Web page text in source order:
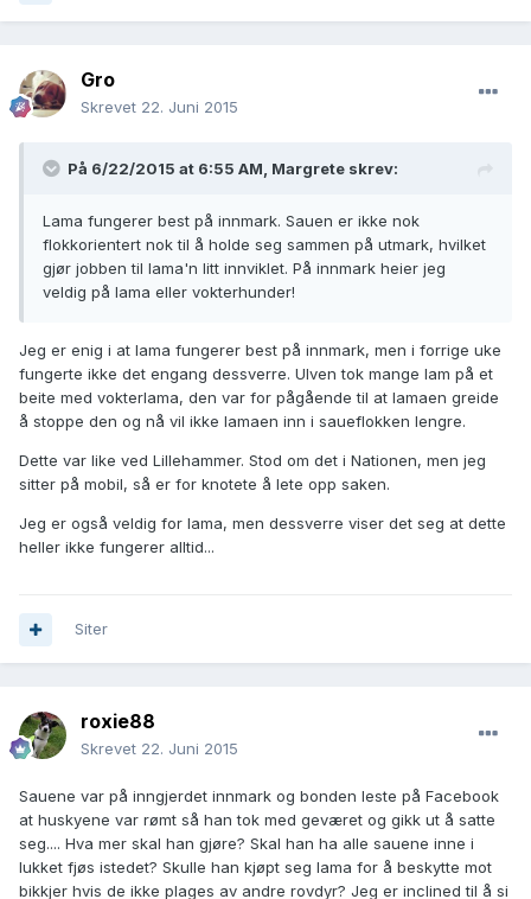
Gro
Skrevet 22. Juni 2015
På 6/22/2015 at 6:55 AM, Margrete skrev:
Lama fungerer best på innmark. Sauen er ikke nok
flokkorientert nok til å holde seg sammen på utmark, hvilket
gjør jobben til lama'n litt innviklet. På innmark heier jeg
veldig på lama eller vokterhunder!
Jeg er enig i at lama fungerer best på innmark, men i forrige uke
fungerte ikke det engang dessverre. Ulven tok mange lam på et
beite med vokterlama, den var for pågående til at lamaen greide
å stoppe den og nå vil ikke lamaen inn i saueflokken lengre.
Dette var like ved Lillehammer. Stod om det i Nationen, men jeg
sitter på mobil, så er for knotete å lete opp saken.
Jeg er også veldig for lama, men dessverre viser det seg at dette
heller ikke fungerer alltid...
Siter
roxie88
Skrevet 22. Juni 2015
Sauene var på inngjerdet innmark og bonden leste på Facebook
at huskyene var rømt så han tok med geværet og gikk ut å satte
seg.... Hva mer skal han gjøre? Skal han ha alle sauene inne i
lukket fjøs istedet? Skulle han kjøpt seg lama for å beskytte mot
bikkjer hvis de ikke plages av andre rovdyr? Jeg er inclined til å si